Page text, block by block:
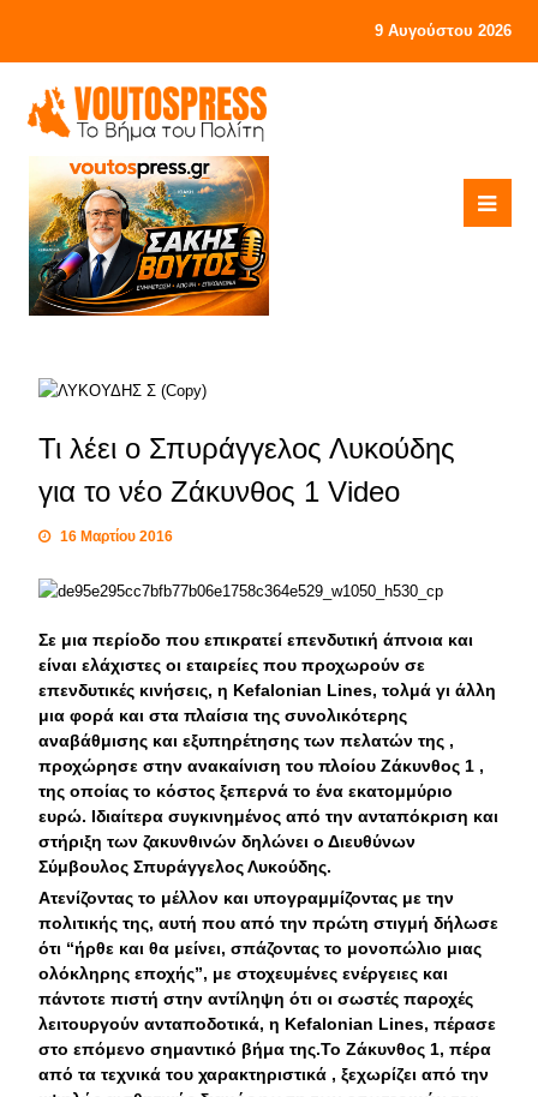
9 Αυγούστου 2026
Τι λέει ο Σπυράγγελος Λυκούδης
για το νέο Ζάκυνθος 1 Video
16 Μαρτίου 2016
Σε μια περίοδο που επικρατεί επενδυτική άπνοια και
είναι ελάχιστες οι εταιρείες που προχωρούν σε
επενδυτικές κινήσεις, η Κefalonian Lines, τολμά γι άλλη
μια φορά και στα πλαίσια της συνολικότερης
αναβάθμισης και εξυπηρέτησης των πελατών της ,
προχώρησε στην ανακαίνιση του πλοίου Ζάκυνθος 1 ,
της οποίας το κόστος ξεπερνά το ένα εκατομμύριο
ευρώ. Ιδιαίτερα συγκινημένος από την ανταπόκριση και
στήριξη των ζακυνθινών δηλώνει ο Διευθύνων
Σύμβουλος Σπυράγγελος Λυκούδης.
Ατενίζοντας το μέλλον και υπογραμμίζοντας με την
πολιτικής της, αυτή που από την πρώτη στιγμή δήλωσε
ότι “ήρθε και θα μείνει, σπάζοντας το μονοπώλιο μιας
ολόκληρης εποχής”, με στοχευμένες ενέργειες και
πάντοτε πιστή στην αντίληψη ότι οι σωστές παροχές
λειτουργούν ανταποδοτικά, η Kefalonian Lines, πέρασε
στο επόμενο σημαντικό βήμα της.Το Ζάκυνθος 1, πέρα
από τα τεχνικά του χαρακτηριστικά , ξεχωρίζει από την